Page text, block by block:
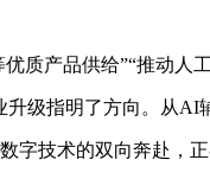
质产品供给”“推动人
级指明了方向。从
字技术的双向奔赴，正